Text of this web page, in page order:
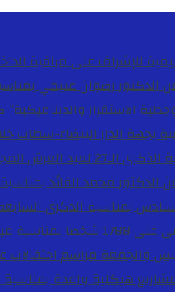
الدكتور رضوان غنيمي
الاستقرار والديناميكية”
العرش المجيد
محمد الفائد
بمناسبة الذكرى
المجيد
والجمعة مراسم احتفالات
هيكلية واعدة